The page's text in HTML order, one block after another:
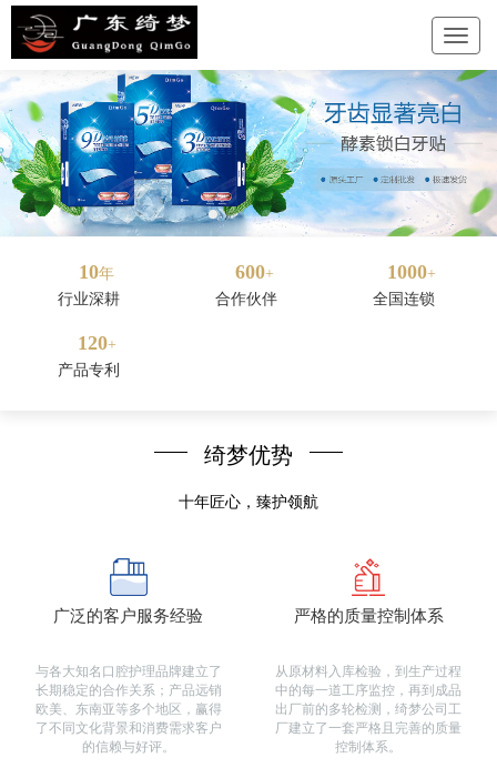
10年
行业深耕
600+
合作伙伴
1000+
全国连锁
120+
产品专利
绮梦优势
十年匠心，臻护领航
广泛的客户服务经验
与各大知名口腔护理品牌建立了
长期稳定的合作关系；产品远销
欧美、东南亚等多个地区，赢得
了不同文化背景和消费需求客户
的信赖与好评。
严格的质量控制体系
从原材料入库检验，到生产过程
中的每一道工序监控，再到成品
出厂前的多轮检测，绮梦公司工
厂建立了一套严格且完善的质量
控制体系。